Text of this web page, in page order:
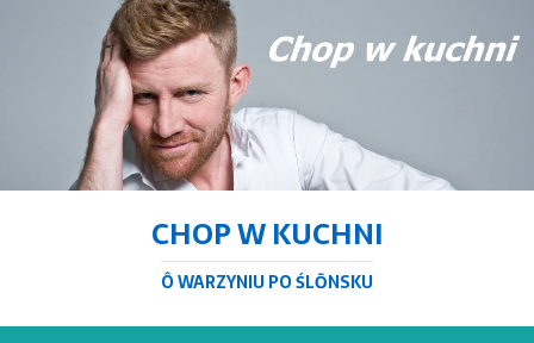
CHOP W KUCHNI
Ô WARZYNIU PO ŚLŌNSKU